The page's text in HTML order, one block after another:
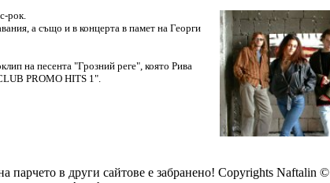
рок.
а също и в концерта в памет на Георги
на песента "Грозний реге", която Рива
PROMO HITS 1".
парчето в други сайтове е забранено! Copyrights Naftalin ©